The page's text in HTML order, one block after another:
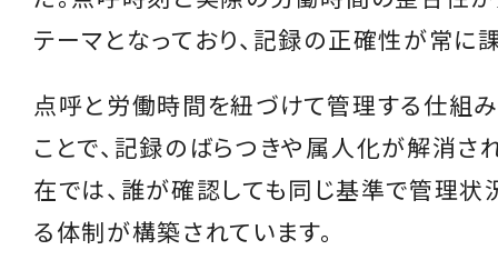
テーマとなっており、記録の正確性が常に
点呼と労働時間を紐づけて管理する仕組
ことで、記録のばらつきや属人化が解消さ
在では、誰が確認しても同じ基準で管理状
る体制が構築されています。